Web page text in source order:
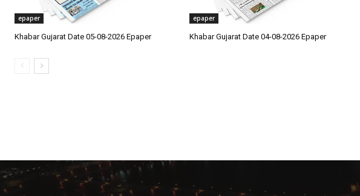
epaper
Khabar Gujarat Date 05-08-2026 Epaper
epaper
Khabar Gujarat Date 04-08-2026 Epaper